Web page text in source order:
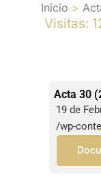
Inicio
Visitas:
Acta 30
19 de
/wp-